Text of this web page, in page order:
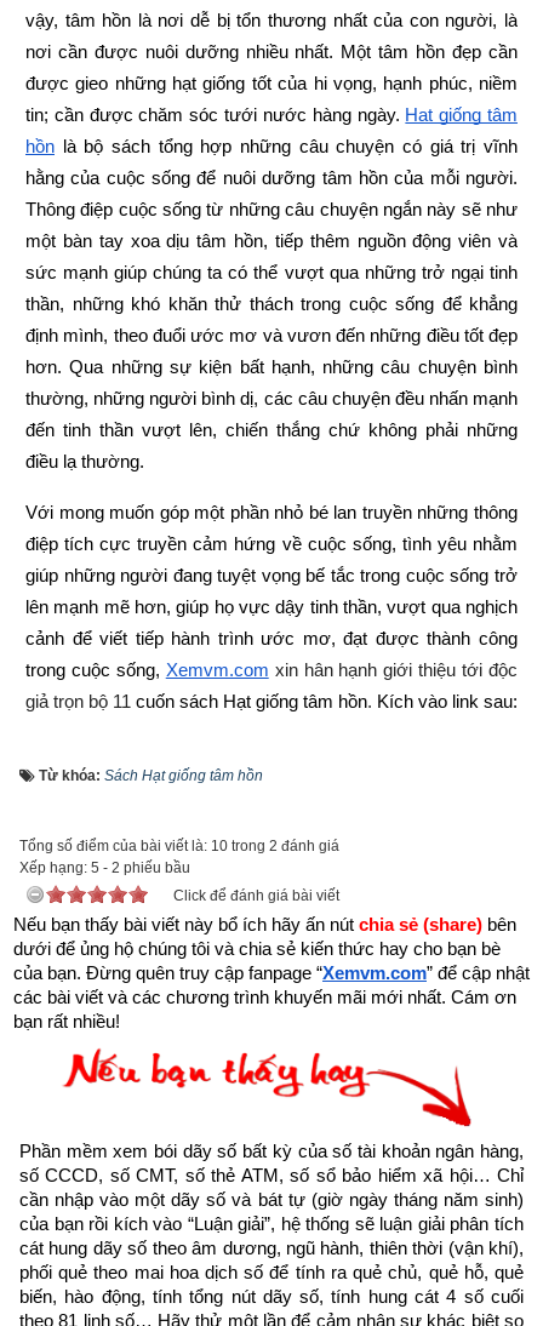
vậy, tâm hồn là nơi dễ bị tổn thương nhất của con người, là
nơi cần được nuôi dưỡng nhiều nhất. Một tâm hồn đẹp cần
được gieo những hạt giống tốt của hi vọng, hạnh phúc, niềm
tin; cần được chăm sóc tưới nước hàng ngày. Hạt giống tâm
hồn là bộ sách tổng hợp những câu chuyện có giá trị vĩnh
hằng của cuộc sống để nuôi dưỡng tâm hồn của mỗi người.
Thông điệp cuộc sống từ những câu chuyện ngắn này sẽ như
một bàn tay xoa dịu tâm hồn, tiếp thêm nguồn động viên và
sức mạnh giúp chúng ta có thể vượt qua những trở ngại tinh
thần, những khó khăn thử thách trong cuộc sống để khẳng
định mình, theo đuổi ước mơ và vươn đến những điều tốt đẹp
hơn. Qua những sự kiện bất hạnh, những câu chuyện bình
thường, những người bình dị, các câu chuyện đều nhấn mạnh
đến tinh thần vượt lên, chiến thắng chứ không phải những
điều lạ thường.
Với mong muốn góp một phần nhỏ bé lan truyền những thông
điệp tích cực truyền cảm hứng về cuộc sống, tình yêu nhằm
giúp những người đang tuyệt vọng bế tắc trong cuộc sống trở
lên mạnh mẽ hơn, giúp họ vực dậy tinh thần, vượt qua nghịch
cảnh để viết tiếp hành trình ước mơ, đạt được thành công
trong cuộc sống, Xemvm.com xin hân hạnh giới thiệu tới độc
giả trọn bộ 11 cuốn sách Hạt giống tâm hồn. Kích vào link sau:
tai-sach-hat-giong-tam-hon-pdf-10.html
để tải về Ebook Sách Hạt giống tâm hồn hoặc liên hệ Zalo:
0926.138.186 để nhận trực tiếp file pdf.
Sau đây là Câu chuyện về Vâng, tôi có thể được trích từ
Cuốn “Hạt giống tâm hồn tập 11” của nhà xuất bản tổng hợp
TP. Hồ Chí Minh
Có một ranh giới giữa sự kiên trì và ngoan cố. Và tôi nhận ra
điếm cốt lõi là ta phải tìm ra việc xứng đáng để ta quyết tâm
- Judah Folkman
Trong số những tư liệu lưu trữ của mình, tiến sĩ Judah
Folkman vẫn giữ bản sao chép của một bài báo trên tờ New
York Times vào năm 1903. Trong bản sao chép đó, hai giáo
sư vật lý đã lý giải tại sao máy bay không thể bay được. Bài
báo này ra đời chỉ ba tháng trước khi anh em nhà Wright
Từ khóa: Sách Hạt giống tâm hồn
Tổng số điểm của bài viết là: 10 trong 2 đánh giá
Xếp hạng: 5 - 2 phiếu bầu
Click để đánh giá bài viết
Nếu bạn thấy bài viết này bổ ích hãy ấn nút chia sẻ (share) bên
dưới để ủng hộ chúng tôi và chia sẻ kiến thức hay cho bạn bè
của bạn. Đừng quên truy cập fanpage “Xemvm.com” để cập nhật
các bài viết và các chương trình khuyến mãi mới nhất. Cám ơn
bạn rất nhiều!
Phần mềm xem bói dãy số bất kỳ của số tài khoản ngân hàng,
số CCCD, số CMT, số thẻ ATM, số sổ bảo hiểm xã hội… Chỉ
cần nhập vào một dãy số và bát tự (giờ ngày tháng năm sinh)
của bạn rồi kích vào “Luận giải”, hệ thống sẽ luận giải phân tích
cát hung dãy số theo âm dương, ngũ hành, thiên thời (vận khí),
phối quẻ theo mai hoa dịch số để tính ra quẻ chủ, quẻ hỗ, quẻ
biến, hào động, tính tổng nút dãy số, tính hung cát 4 số cuối
theo 81 linh số… Hãy thử một lần để cảm nhận sự khác biệt so